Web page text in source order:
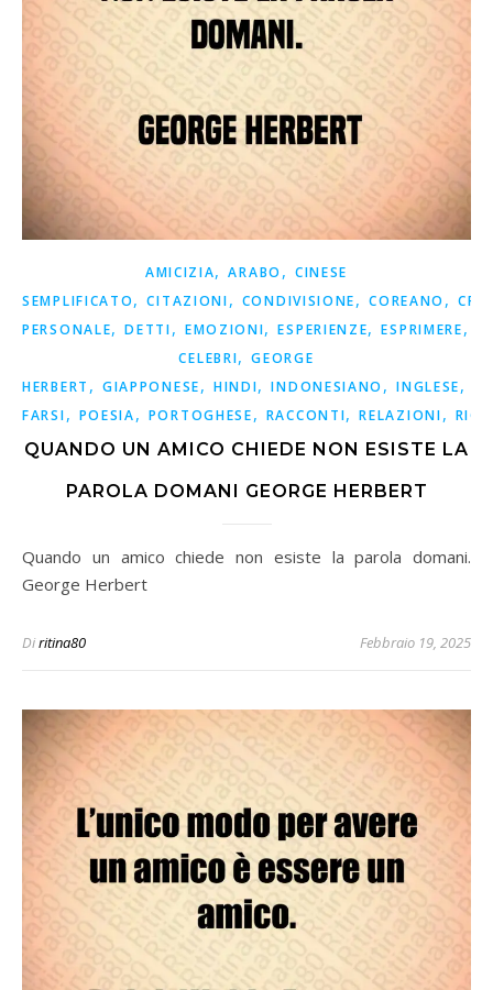
AMICIZIA,ARABO , CINESE
SEMPLIFICATO,CITAZIONI, CONDIVISIONE,COREANO ,
PERSONALE,DETTI, EMOZIONI,ESPERIENZE,ESPRIMERE,
CELEBRI,GEORGE
HERBERT , GIAPPONESE, HINDI,INDONESIANO ,INGLESE,
FARSI, POESIA, PORTOGHESE, RACCONTI,RELAZIONI,
QUANDO UN AMICO CHIEDE NON ESISTE LA
PAROLA DOMANI GEORGE HERBERT
Quando un amico chiede non esiste la parola domani.
George Herbert
Diritina80 Febbraio 19, 2025